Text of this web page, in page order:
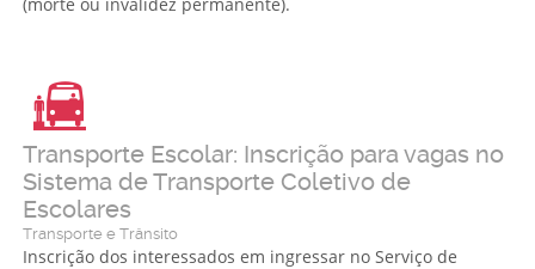
(morte ou invalidez permanente).
Transporte Escolar: Inscrição para vagas no
Sistema de Transporte Coletivo de
Escolares
Transporte e Trânsito
Inscrição dos interessados em ingressar no Serviço de